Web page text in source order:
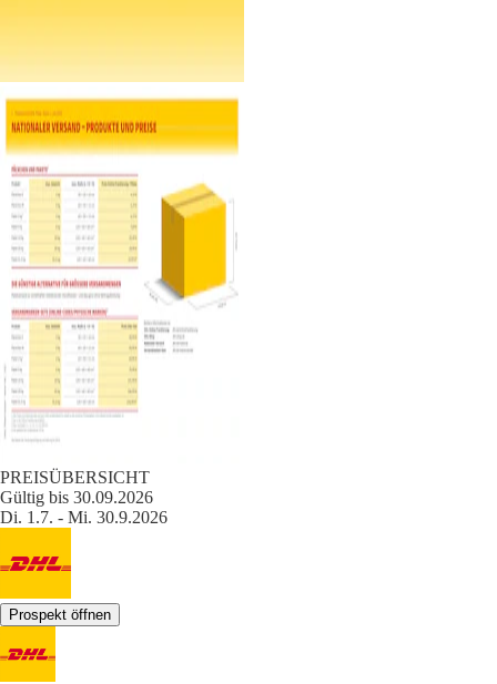
PREISÜBERSICHT
Gültig bis 30.09.2026
Di. 1.7. - Mi. 30.9.2026
Prospekt öffnen